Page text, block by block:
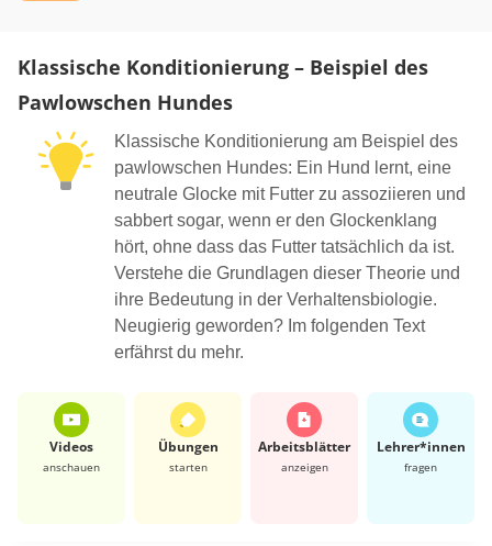
Klassische Konditionierung – Beispiel des
Pawlowschen Hundes
Klassische Konditionierung am Beispiel des
pawlowschen Hundes: Ein Hund lernt, eine
neutrale Glocke mit Futter zu assoziieren und
sabbert sogar, wenn er den Glockenklang
hört, ohne dass das Futter tatsächlich da ist.
Verstehe die Grundlagen dieser Theorie und
ihre Bedeutung in der Verhaltensbiologie.
Neugierig geworden? Im folgenden Text
erfährst du mehr.
Videos
anschauen
Übungen
starten
Arbeits­blätter
anzeigen
Lehrer*​innen
fragen